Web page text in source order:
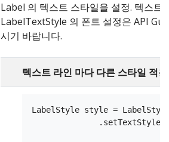
Label 의 텍스트 스타일을 설정. 텍스트
LabelTextStyle 의 폰트 설정은 API
시기 바랍니다.
텍스트 라인 마다 다른 스타일 적
LabelStyle style =